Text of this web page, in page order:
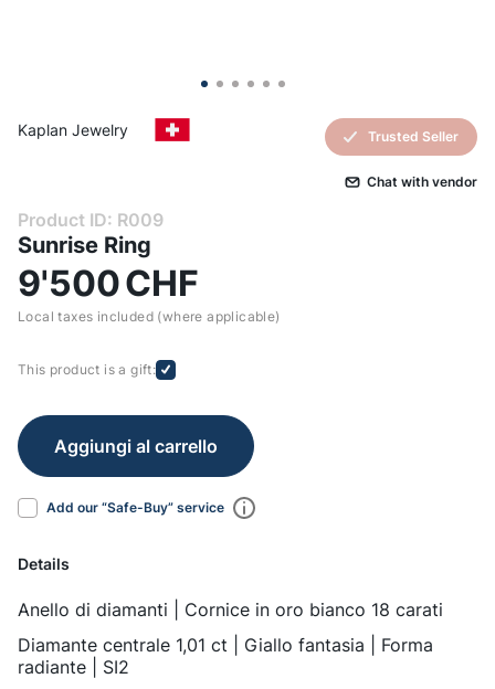
Kaplan Jewelry Trusted Seller
Сhat with vendor
Sunrise Ring
Product ID: R009
9'500CHF
Local taxes included (where applicable)
This product is a gift:
Aggiungi al carrello
Add our “Safe-Buy” service
Details
Anello di diamanti | Cornice in oro bianco 18 carati
Diamante centrale 1,01 ct | Giallo fantasia | Forma
radiante | SI2